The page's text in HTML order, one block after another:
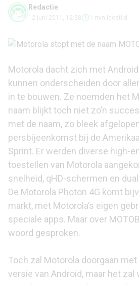
Redactie
12 juni 2011, 12:38 1 min leestijd
Motorola dacht zich met
kunnen onderscheiden door
in te bouwen. Ze noemden het
naam blijkt toch niet zo’n
met de naam, zo bleek
persbijeenkomst bij de
Sprint. Er werden diverse high-
toestellen van Motorola
snelheid, qHD-schermen en
De Motorola Photon 4G komt
markt, met Motorola’s eigen
speciale apps. Maar over
woord gesproken.
Toch zal Motorola doorgaan
versie van Android, maar het zal